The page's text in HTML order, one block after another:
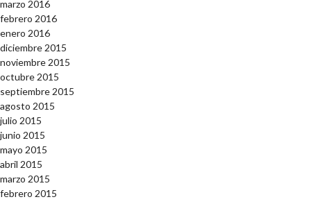
marzo 2016
febrero 2016
enero 2016
diciembre 2015
noviembre 2015
octubre 2015
septiembre 2015
agosto 2015
julio 2015
junio 2015
mayo 2015
abril 2015
marzo 2015
febrero 2015